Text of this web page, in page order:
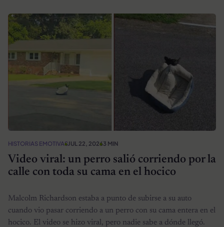
HISTORIAS EMOTIVASJUL 22, 20263 MIN
Video viral: un perro salió corriendo por la
calle con toda su cama en el hocico
Malcolm Richardson estaba a punto de subirse a su auto
cuando vio pasar corriendo a un perro con su cama entera en el
hocico. El video se hizo viral, pero nadie sabe a dónde llegó.